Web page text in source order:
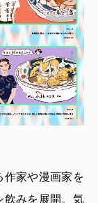
作家や漫画家を
飲みを展開。気